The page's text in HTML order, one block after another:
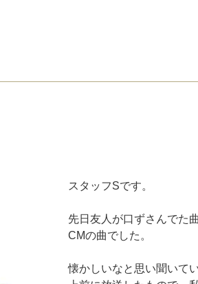
スタッフSです。
先日友人が口ずさんでた
CMの曲でした。
懐かしいなと思い聞いて